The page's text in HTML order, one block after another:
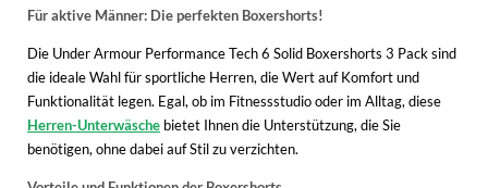
Für aktive Männer: Die perfekten Boxershorts!
Die Under Armour Performance Tech 6 Solid Boxershorts 3 Pack sind
die ideale Wahl für sportliche Herren, die Wert auf Komfort und
Funktionalität legen. Egal, ob im Fitnessstudio oder im Alltag, diese
Herren-Unterwäsche bietet Ihnen die Unterstützung, die Sie
benötigen, ohne dabei auf Stil zu verzichten.